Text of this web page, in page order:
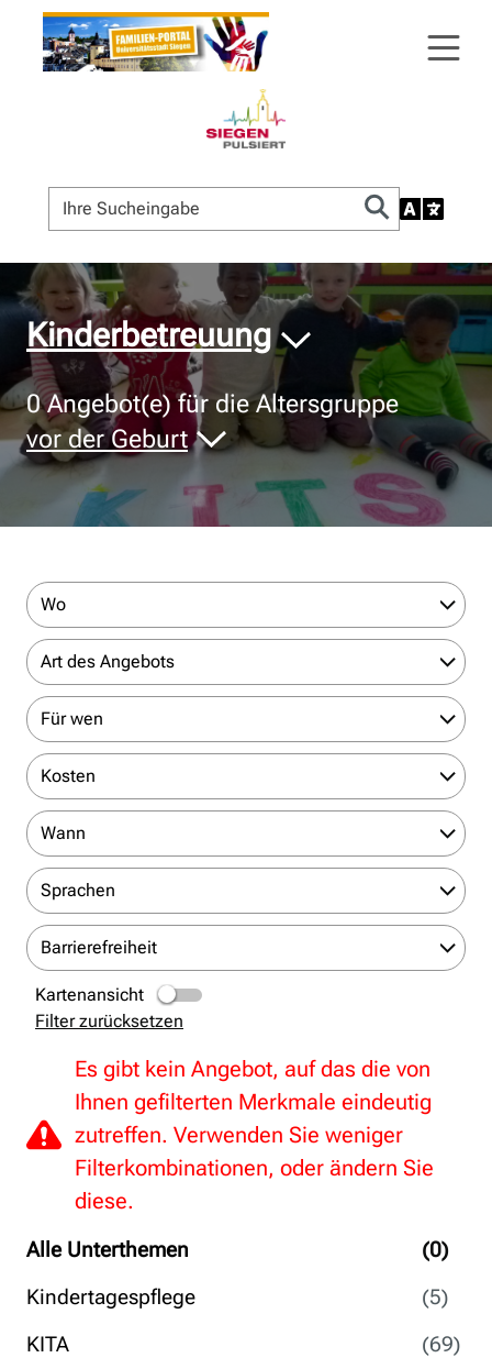
© Bildnachweis
Kinderbetreuung
0Angebot(e) für die Altersgruppe
vor der Geburt
Alle Unterthemen
(0)
Kindertagespflege
(5)
KITA
(69)
Wo
Art des Angebots
Für wen
Kosten
Wann
Sprachen
Barrierefreiheit
Kartenansicht
Filter zurücksetzen
Es gibt kein Angebot, auf das die von
Ihnen gefilterten Merkmale eindeutig
zutreffen. Verwenden Sie weniger
Filterkombinationen, oder ändern Sie
diese.